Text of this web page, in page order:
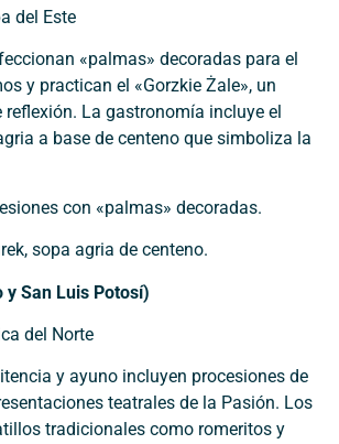
del Este
«palmas» decoradas para el
y practican el «Gorzkie Żale», un
La gastronomía incluye el
a base de centeno que simboliza la
con «palmas» decoradas.
sopa agria de centeno.
y San Luis Potosí)
del Norte
y ayuno incluyen procesiones de
teatrales de la Pasión. Los
tradicionales como romeritos y